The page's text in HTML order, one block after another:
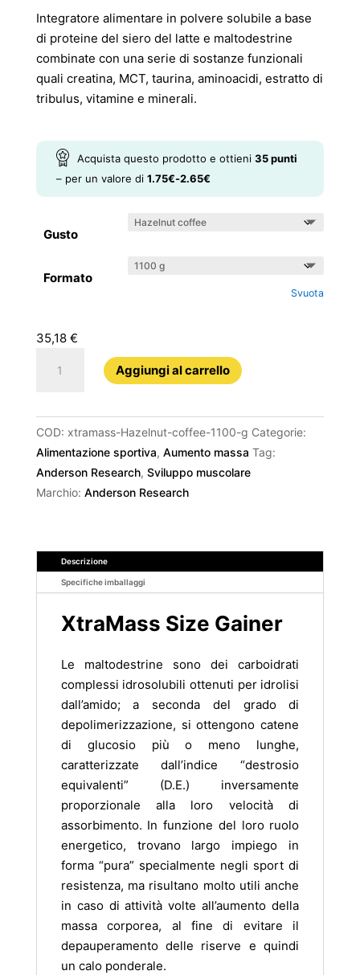
prezzo:
da
35,18 €
a
Integratore alimentare in polvere solubile a base
di proteine del siero del latte e maltodestrine
combinate con una serie di sostanze funzionali
quali creatina, MCT, taurina, aminoacidi, estratto di
tribulus, vitamine e minerali.
Acquista questo prodotto e ottieni 35punti
– per un valore di 1.75€-2.65€
Gusto
Formato
Svuota
35,18 €
quantità
Aggiungi al carrello
COD: xtramass-Hazelnut-coffee-1100-g Categorie:
Alimentazione sportiva, Aumento massa Tag:
Anderson Research, Sviluppo muscolare
Marchio: Anderson Research
Descrizione
Specifiche imballaggi
XtraMass Size Gainer
Le maltodestrine sono dei carboidrati
complessi idrosolubili ottenuti per idrolisi
dall’amido; a seconda del grado di
depolimerizzazione, si ottengono catene
di glucosio più o meno lunghe,
caratterizzate dall’indice “destrosio
equivalenti” (D.E.) inversamente
proporzionale alla loro velocità di
assorbimento. In funzione del loro ruolo
energetico, trovano largo impiego in
forma “pura” specialmente negli sport di
resistenza, ma risultano molto utili anche
in caso di attività volte all’aumento della
massa corporea, al fine di evitare il
depauperamento delle riserve e quindi
un calo ponderale.